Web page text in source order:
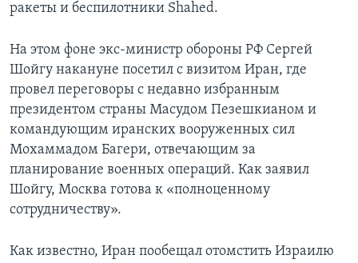
ракеты и беспилотники Shahed.
На этом фоне экс-министр обороны РФ Сергей
Шойгу накануне посетил с визитом Иран, где
провел переговоры с недавно избранным
президентом страны Масудом Пезешкианом и
командующим иранских вооруженных сил
Мохаммадом Багери, отвечающим за
планирование военных операций. Как заявил
Шойгу, Москва готова к «полноценному
сотрудничеству».
Как известно, Иран пообещал отомстить Израилю